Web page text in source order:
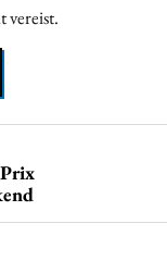
vereist.